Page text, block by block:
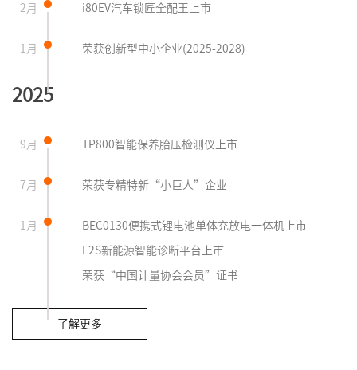
2月 i80EV汽车锁匠全配王上市
1月 荣获创新型中小企业(2025-2028)
2025
9月 TP800智能保养胎压检测仪上市
7月 荣获专精特新“小巨人”企业
1月 BEC0130便携式锂电池单体充放电一体机上市
E2S新能源智能诊断平台上市
荣获“中国计量协会会员”证书
了解更多